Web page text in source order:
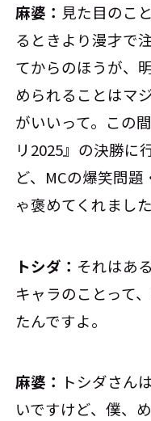
麻婆： 見た目のこ
るときより漫才で
てからのほうが、
められることはマ
がいいって。この
リ2025』の決勝に
ど、MCの爆笑問
ゃ褒めてくれました
トシダ： それはあ
キャラのことって
たんですよ。
麻婆： トシダさん
いですけど、僕、